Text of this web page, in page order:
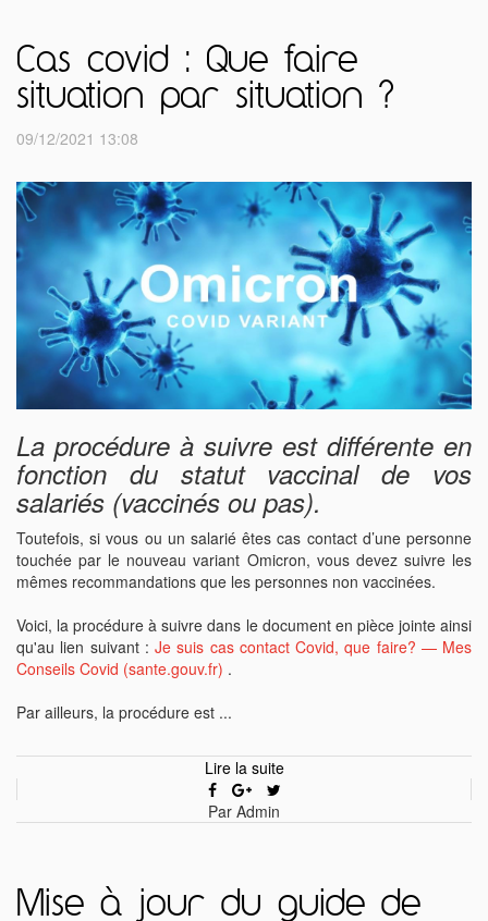
Cas covid : Que faire
situation par situation ?
09/12/2021 13:08
La procédure à suivre est différente en
fonction du statut vaccinal de vos
salariés (vaccinés ou pas).
Toutefois, si vous ou un salarié êtes cas contact d’une personne
touchée par le nouveau variant Omicron, vous devez suivre les
mêmes recommandations que les personnes non vaccinées.
Voici, la procédure à suivre dans le document en pièce jointe ainsi
qu'au lien suivant : Je suis cas contact Covid, que faire? — Mes
Conseils Covid (sante.gouv.fr) .
Par ailleurs, la procédure est ...
Lire la suite
Par Admin
Mise à jour du guide de